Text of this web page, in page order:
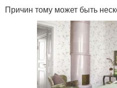
Причин тому может быть